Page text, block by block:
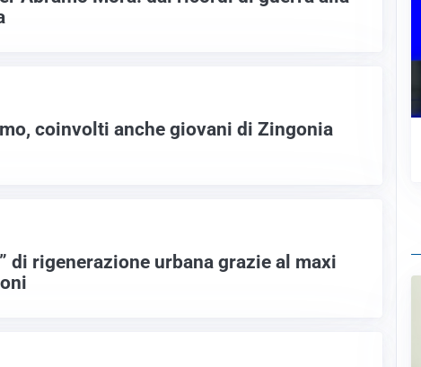
coinvolti anche giovani di Zingonia
di rigenerazione urbana grazie al maxi